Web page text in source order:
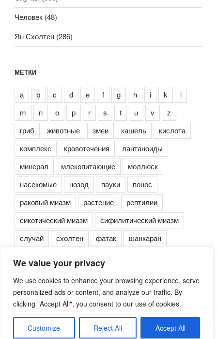
We value your privacy
We use cookies to enhance your browsing experience, serve
personalized ads or content, and analyze our traffic. By
clicking "Accept All", you consent to our use of cookies.
Customize Reject All Accept All
Человек (48)
Ян Схолтен (286)
МЕТКИ
a b c d e f g h i k
l
m
n o p r s t u v
z
гриб
животные змеи кашель
кислота
комплекс
кровотечения
лантаноиды
минерал
млекопитающие
моллюск
насекомые
нозод пауки
понос
раковый миазм
растение
рептилии
сикотический миазм
сифилитический миазм
случай
схолтен фатак шанкаран
Сайт работает на WordPress